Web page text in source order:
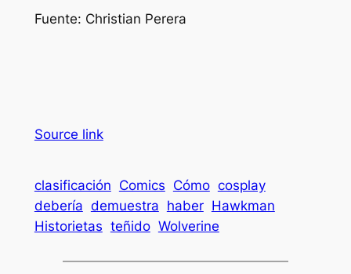
Fuente: Christian Perera
Source link
clasificación Comics Cómo cosplay
debería demuestra haber Hawkman
Historietas teñido Wolverine